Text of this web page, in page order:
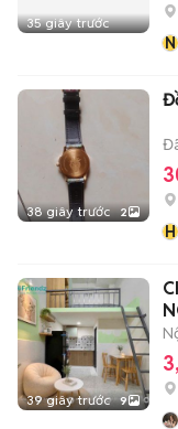
35 giây trước
N
38 giây trước 2
H
39 giây trước 9